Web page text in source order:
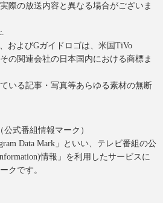
際の放送内容と異なる場合がございま
およびGガイドロゴは、米国TiVo
の関連会社の日本国内における商標ま
いる記事・写真等あらゆる素材の無断
公式番組情報マーク）
Data Mark」といい、テレビ番組の公
情報」を利用したサービスに
クです。